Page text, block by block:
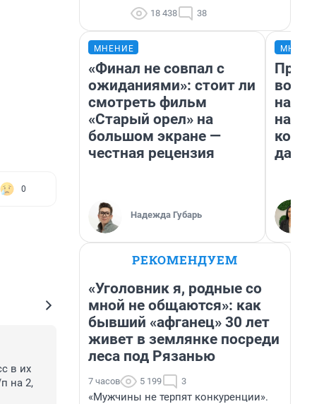
0
в их
на 2,
18 438 38
МНЕНИЕ
«Финал не совпал с
ожиданиями»: стоит ли
смотреть фильм
«Старый орел» на
большом экране —
честная рецензия
Надежда Губарь
нам
даже
РЕКОМЕНДУЕМ
«Уголовник я, родные со
мной не общаются»: как
бывший «афганец» 30 лет
живет в землянке посреди
леса под Рязанью
7 часов 5 199 3
«Мужчины не терпят конкуренции».